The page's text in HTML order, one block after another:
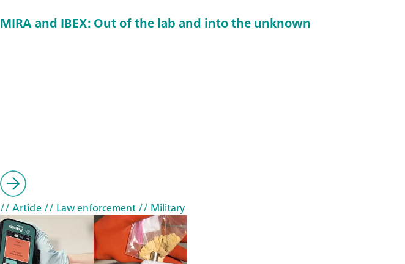
MIRA and IBEX: Out of the lab and into the unknown
// Article// Law enforcement// Military